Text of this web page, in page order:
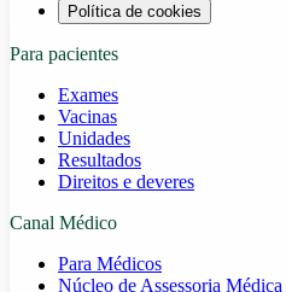
Política de cookies
Para pacientes
Exames
Vacinas
Unidades
Resultados
Direitos e deveres
Canal Médico
Para Médicos
Núcleo de Assessoria Médica